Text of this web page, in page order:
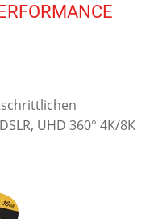
UHD 360° 4K/8K